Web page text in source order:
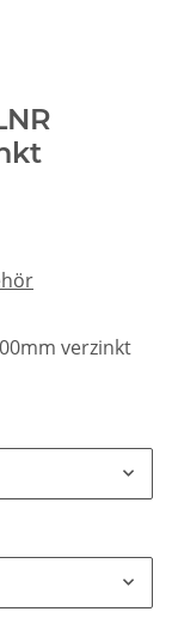
verzinkt